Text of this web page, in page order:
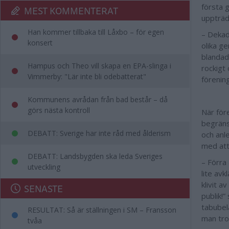
MEST KOMMENTERAT
Han kommer tillbaka till Låxbo – för egen
konsert
Hampus och Theo vill skapa en EPA-slinga i
Vimmerby: "Lär inte bli odebatterat"
Kommunens avrådan från bad består – då
görs nästa kontroll
DEBATT: Sverige har inte råd med ålderism
DEBATT: Landsbygden ska leda Sveriges
utveckling
SENASTE
RESULTAT: Så är ställningen i SM – Fransson
tvåa
första
–
olika
rockigt
När
och
med
–
lite
klivit
man